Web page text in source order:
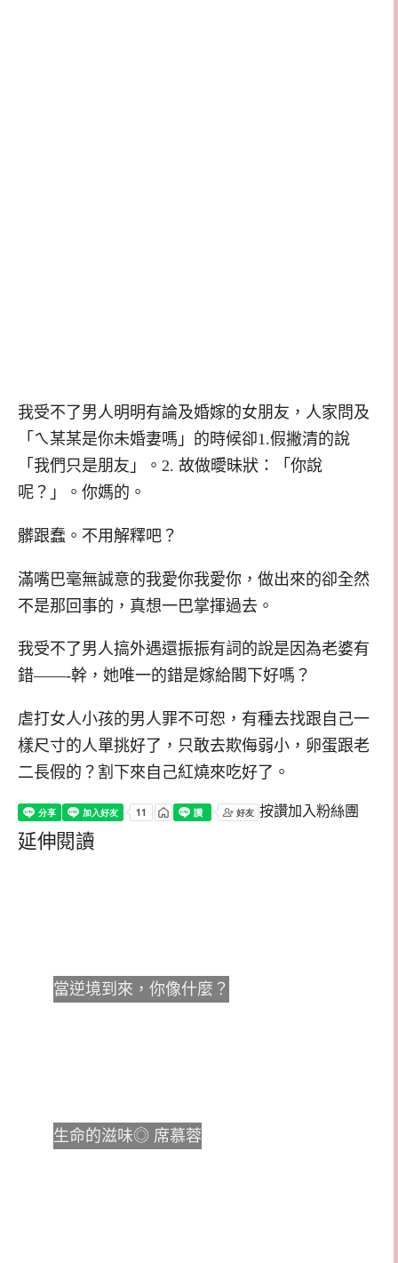
我受不了男人明明有論及婚嫁的女朋友，人家問及
「ㄟ某某是你未婚妻嗎」的時候卻1.假撇清的說
「我們只是朋友」。2. 故做曖昧狀：「你說
呢？」。你媽的。
髒跟蠢。不用解釋吧？
滿嘴巴毫無誠意的我愛你我愛你，做出來的卻全然
不是那回事的，真想一巴掌揮過去。
我受不了男人搞外遇還振振有詞的說是因為老婆有
錯——-幹，她唯一的錯是嫁給閣下好嗎？
虐打女人小孩的男人罪不可恕，有種去找跟自己一
樣尺寸的人單挑好了，只敢去欺侮弱小，卵蛋跟老
二長假的？割下來自己紅燒來吃好了。
按讚加入粉絲團
延伸閱讀
當逆境到來，你像什麼？
生命的滋味◎ 席慕蓉